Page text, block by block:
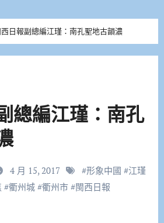
西日報副總編江瑾：南孔聖地古韻濃
總編江瑾：南孔
4 月 15, 2017 #形象中國 #江瑾
#衢州城#衢州市#閩西日報